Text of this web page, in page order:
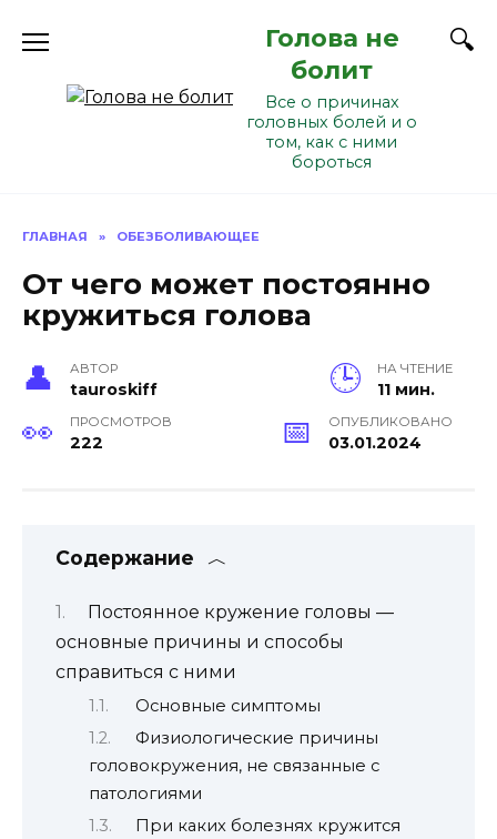
Голова не
болит
Все о причинах
головных болей и о
том, как с ними
бороться
ГЛАВНАЯ » ОБЕЗБОЛИВАЮЩЕЕ
От чего может постоянно
кружиться голова
АВТОР
tauroskiff
НА ЧТЕНИЕ
11 мин.
ПРОСМОТРОВ
222
ОПУБЛИКОВАНО
03.01.2024
Содержание
Постоянное кружение головы —
основные причины и способы
справиться с ними
Основные симптомы
Физиологические причины
головокружения, не связанные с
патологиями
При каких болезнях кружится